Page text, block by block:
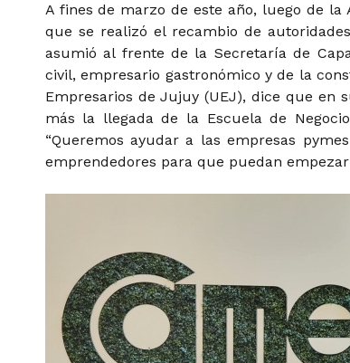
A fines de marzo de este año, luego de la
que se realizó el recambio de
asumió al frente de la Secretaría de
civil, empresario gastronómico y de la
Empresarios de Jujuy (UEJ), dice que en
más la llegada de la Escuela de
“Queremos ayudar a las empresas
emprendedores para que puedan